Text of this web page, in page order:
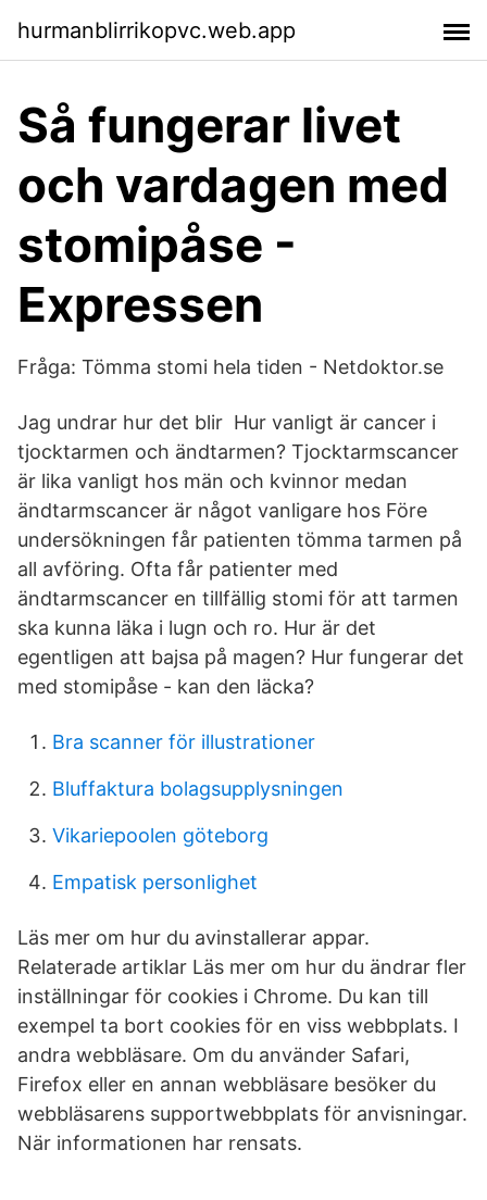
hurmanblirrikopvc.web.app
Så fungerar livet
och vardagen med
stomipåse -
Expressen
Fråga: Tömma stomi hela tiden - Netdoktor.se
Jag undrar hur det blir Hur vanligt är cancer i
tjocktarmen och ändtarmen? Tjocktarmscancer
är lika vanligt hos män och kvinnor medan
ändtarmscancer är något vanligare hos Före
undersökningen får patienten tömma tarmen på
all avföring. Ofta får patienter med
ändtarmscancer en tillfällig stomi för att tarmen
ska kunna läka i lugn och ro. Hur är det
egentligen att bajsa på magen? Hur fungerar det
med stomipåse - kan den läcka?
Bra scanner för illustrationer
Bluffaktura bolagsupplysningen
Vikariepoolen göteborg
Empatisk personlighet
Läs mer om hur du avinstallerar appar.
Relaterade artiklar Läs mer om hur du ändrar fler
inställningar för cookies i Chrome. Du kan till
exempel ta bort cookies för en viss webbplats. I
andra webbläsare. Om du använder Safari,
Firefox eller en annan webbläsare besöker du
webbläsarens supportwebbplats för anvisningar.
När informationen har rensats.